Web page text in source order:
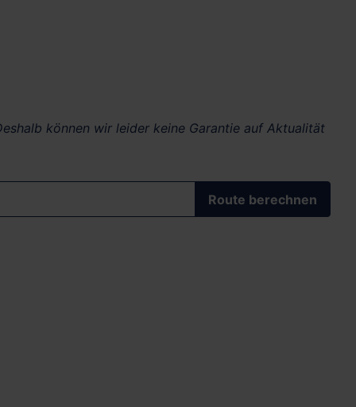
können wir leider keine Garantie auf Aktualität